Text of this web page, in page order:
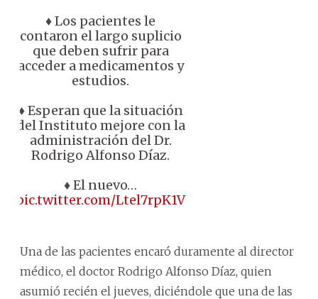
♦️ Los pacientes le
contaron el largo suplicio
que deben sufrir para
acceder a medicamentos y
estudios.
♦️ Esperan que la situación
del Instituto mejore con la
administración del Dr.
Rodrigo Alfonso Díaz.
♦️ El nuevo…
pic.twitter.com/Ltel7rpK1V
Una de las pacientes encaró duramente al director
médico, el doctor Rodrigo Alfonso Díaz, quien
asumió recién el jueves, diciéndole que una de las